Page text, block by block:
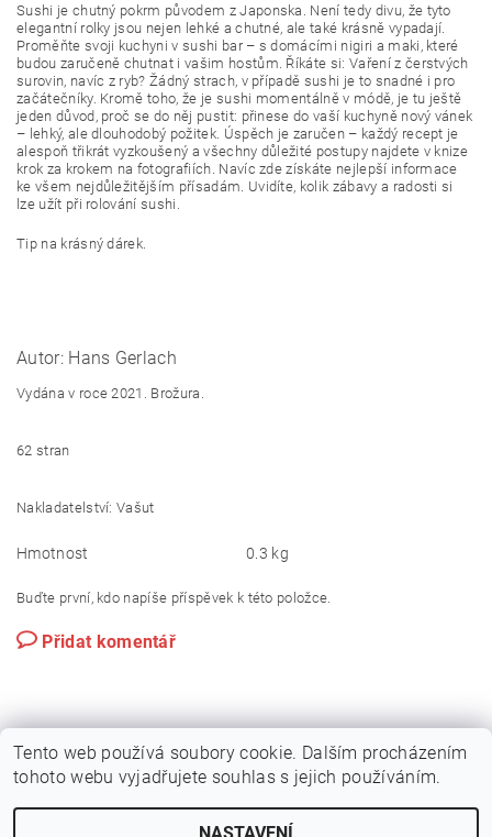
Sushi je chutný pokrm původem z Japonska. Není tedy divu, že tyto
elegantní rolky jsou nejen lehké a chutné, ale také krásně vypadají.
Proměňte svoji kuchyni v sushi bar – s domácími nigiri a maki, které
budou zaručeně chutnat i vašim hostům. Říkáte si: Vaření z čerstvých
surovin, navíc z ryb? Žádný strach, v případě sushi je to snadné i pro
začátečníky. Kromě toho, že je sushi momentálně v módě, je tu ještě
jeden důvod, proč se do něj pustit: přinese do vaší kuchyně nový vánek
– lehký, ale dlouhodobý požitek. Úspěch je zaručen – každý recept je
alespoň třikrát vyzkoušený a všechny důležité postupy najdete v knize
krok za krokem na fotografiích. Navíc zde získáte nejlepší informace
ke všem nejdůležitějším přísadám. Uvidíte, kolik zábavy a radosti si
lze užít při rolování sushi.
Tip na krásný dárek.
Autor: Hans Gerlach
Vydána v roce 2021. Brožura.
62 stran
Nakladatelství: Vašut
Hmotnost 0.3 kg
Buďte první, kdo napíše příspěvek k této položce.
Přidat komentář
Tento web používá soubory cookie. Dalším procházením
tohoto webu vyjadřujete souhlas s jejich používáním.